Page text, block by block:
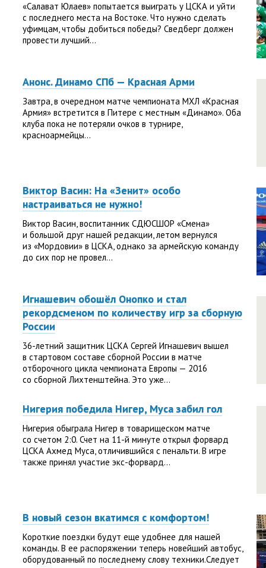
«Салават Юлаев» попытается выиграть у ЦСКА и уйти
с последнего места на Востоке. Что нужно сделать
уфимцам, чтобы добиться победы? Сведберг должен
провести лучший...
Анонс. Динамо СПб — Красная Арми
Завтра, в очередном матче чемпионата МХЛ «Красная
Армия» встретится в Питере с местным «Динамо». Оба
клуба пока не потеряли очков в турнире,
красноармейцы...
Виктор Васин: На «Зенит» особо
настраиваться не нужно!
Виктор Васин, воспитанник СДЮСШОР «Смена»
и большой друг нашей редакции, летом вернулся
из «Мордовии» в ЦСКА, однако за армейскую команду
до сих пор не провел...
Игнашевич обошёл Онопко и стал
рекордсменом по количеству игр за сборную
России
36-летний защитник ЦСКА Сергей Игнашевич вышел
в стартовом составе сборной России в матче
отборочного цикла чемпионата Европы — 2016
со сборной Лихтенштейна. Это уже...
Нигерия победила Нигер, Муса забил гол
Нигерия обыграла Нигер в товарищеском матче
со счетом 2:0. Счет на 11-й минуте открыл форвард
ЦСКА Ахмед Муса, отличившийся с пенальти. В игре
также принял участие экс-форвард...
В новый сезон вкатимся с комфортом!
Короткие поездки будут еще удобнее для нашей
команды. В ее распоряжении теперь новейший автобус,
оборудованный по последнему слову техники.Следует